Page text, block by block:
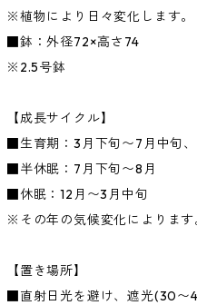
※植物により日々変化します。
■鉢：外径72×高さ74
※2.5号鉢
【成長サイクル】
■生育期：3月下旬〜7月中旬、
■半休眠：7月下旬〜8月
■休眠：12月〜3月中旬
※その年の気候変化によります
【置き場所】
■直射日光を避け、遮光(30〜